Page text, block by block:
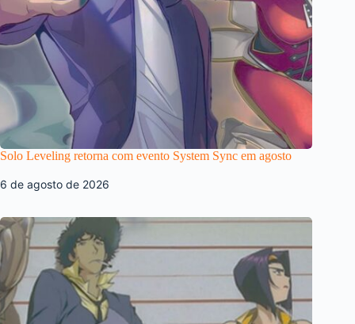
Solo Leveling retorna com evento System Sync em agosto
6 de agosto de 2026